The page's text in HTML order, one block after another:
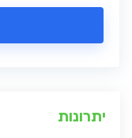
יתרונות